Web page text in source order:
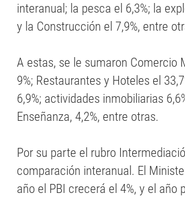
interanual; la pesca el 6,3%; la
y la Construcción el 7,9%, entre
A estas, se le sumaron Comercio
9%; Restaurantes y Hoteles el
6,9%; actividades inmobiliarias
Enseñanza, 4,2%, entre otras.
Por su parte el rubro
comparación interanual. El
año el PBI crecerá el 4%, y el año